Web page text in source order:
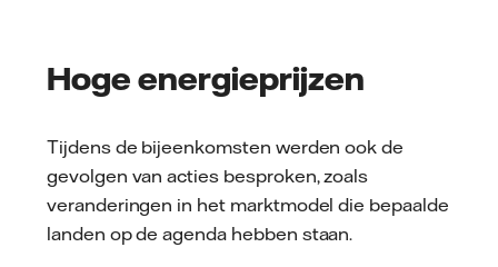
Hoge energieprijzen
Tijdens de bijeenkomsten werden ook de
gevolgen van acties besproken, zoals
veranderingen in het marktmodel die bepaalde
landen op de agenda hebben staan.